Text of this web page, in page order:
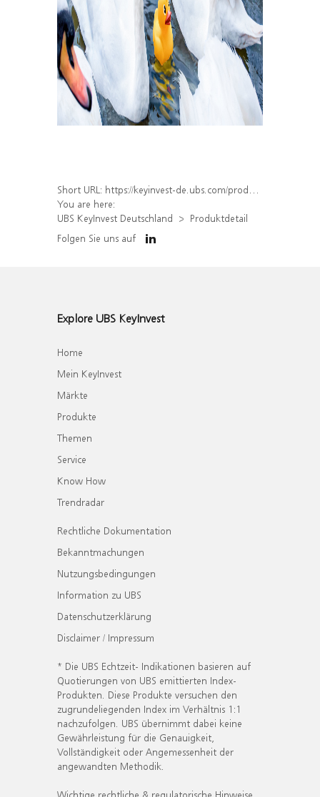
Short URL: https://keyinvest-de.ubs.com/produkt/detail/index/isin/DE000WA4MVB2
You are here:
UBS KeyInvest Deutschland
Produktdetail
Folgen Sie uns auf
Explore UBS KeyInvest
Home
Mein KeyInvest
Märkte
Produkte
Themen
Service
Know How
Trendradar
Rechtliche Dokumentation
Bekanntmachungen
Nutzungsbedingungen
Information zu UBS
Datenschutzerklärung
Disclaimer / Impressum
* Die UBS Echtzeit- Indikationen basieren auf
Quotierungen von UBS emittierten Index-
Produkten. Diese Produkte versuchen den
zugrundeliegenden Index im Verhältnis 1:1
nachzufolgen. UBS übernimmt dabei keine
Gewährleistung für die Genauigkeit,
Vollständigkeit oder Angemessenheit der
angewandten Methodik.